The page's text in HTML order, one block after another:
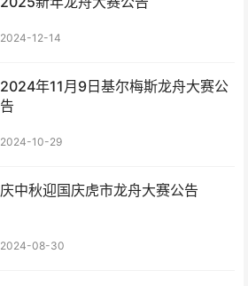
2024-12-14
2024年11月9日基尔梅斯龙舟大赛公
告
2024-10-29
庆中秋迎国庆虎市龙舟大赛公告
2024-08-30